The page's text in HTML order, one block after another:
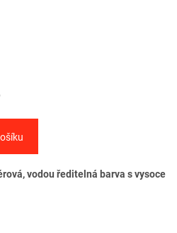
vodou ředitelná barva s vysoce